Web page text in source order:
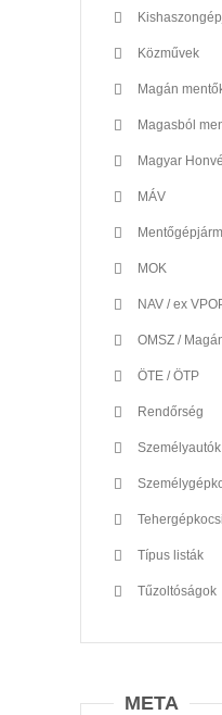
Közművek
Magán
Magasból
Magyar
MÁV
MOK
NAV / ex
OMSZ /
ÖTE / ÖTP
Rendőrség
Típus listák
Tűzoltóságok
META